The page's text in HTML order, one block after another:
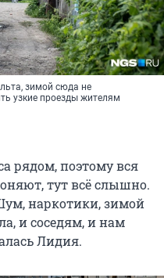
зимой сюда не
узкие проезды жителям
рядом, поэтому вся
тут всё слышно.
наркотики, зимой
и соседям, и нам
Лидия.